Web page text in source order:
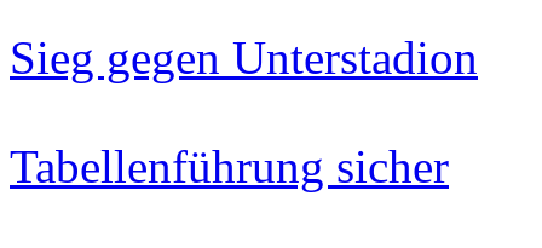
Sieg gegen Unterstadion
Tabellenführung sicher